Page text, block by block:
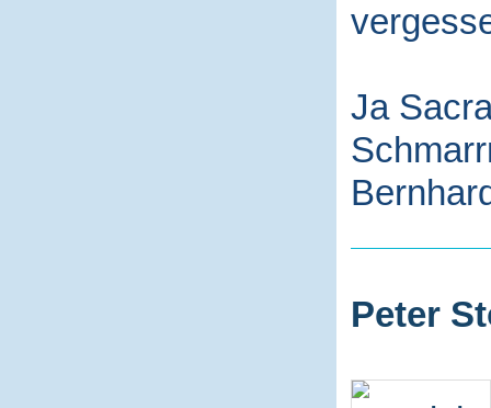
Ja
Peter